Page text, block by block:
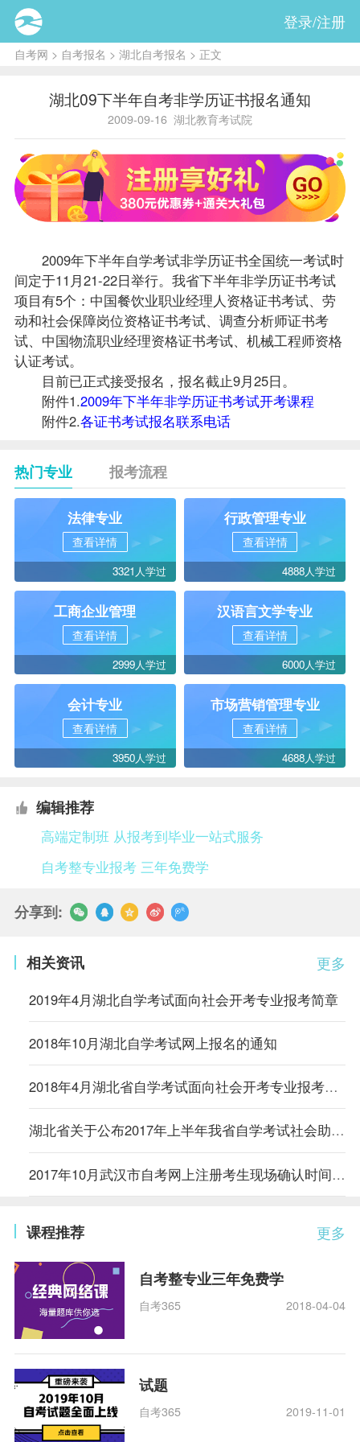
登录/注册
自考网 > 自考报名 > 湖北自考报名 > 正文
湖北09下半年自考非学历证书报名通知
2009-09-16 湖北教育考试院
2009年下半年自学考试非学历证书全国统一考试时
间定于11月21-22日举行。我省下半年非学历证书考试
项目有5个：中国餐饮业职业经理人资格证书考试、劳
动和社会保障岗位资格证书考试、调查分析师证书考
试、中国物流职业经理资格证书考试、机械工程师资格
认证考试。
目前已正式接受报名 ，报名截止9月25日。
附件1.2009年下半年非学历证书考试开考课程
附件2.各证书考试报名联系电话
热门专业 报考流程
法律专业
查看详情
3321人学过
行政管理专业
查看详情
4888人学过
工商企业管理
查看详情
2999人学过
汉语言文学专业
查看详情
6000人学过
会计专业
查看详情
3950人学过
市场营销管理专业
查看详情
4688人学过
编辑推荐
高端定制班 从报考到毕业一站式服务
自考整专业报考 三年免费学
分享到:
更多
相关资讯
2019年4月湖北自学考试面向社会开考专业报考简章
2018年10月湖北自学考试网上报名的通知
2018年4月湖北省自学考试面向社会开考专业报考简章
湖北省关于公布2017年上半年我省自学考试社会助学专业登记结果的通知
2017年10月武汉市自考网上注册考生现场确认时间安排
更多
课程推荐
自考整专业三年免费学
自考365 2018-04-04
试题
自考365 2019-11-01